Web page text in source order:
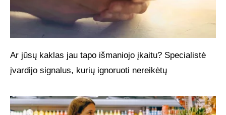
Ar jūsų kaklas jau tapo išmaniojo įkaitu? Specialistė
įvardijo signalus, kurių ignoruoti nereikėtų